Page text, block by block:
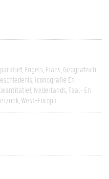
Engels Frans Geografisch
Iconografie En
Nederlands Taal- En
West-Europa